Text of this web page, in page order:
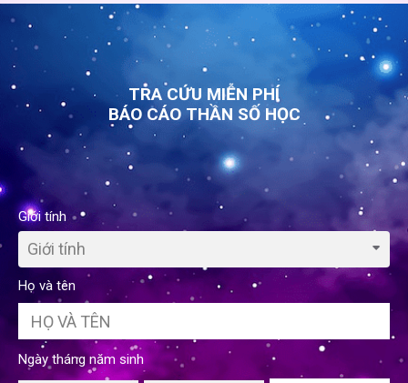
TRA CỨU MIỄN PHÍ
BÁO CÁO THẦN SỐ HỌC
Giới tính
Giới tính
Họ và tên
Ngày tháng năm sinh